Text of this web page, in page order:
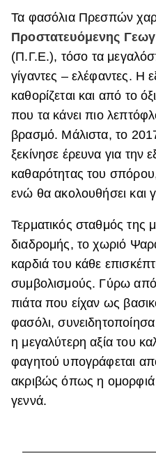
Τα φασόλια Πρεσπών
Προστατευόμενης
(Π.Γ.Ε.), τόσο τα
γίγαντες – ελέφαντες. Η
καθορίζεται και από το
που τα κάνει πιο
βρασμό. Μάλιστα, το
ξεκίνησε έρευνα για την
καθαρότητας του
ενώ θα ακολουθήσει και
Τερματικός σταθμός της
διαδρομής, το χωριό
καρδιά του κάθε
συμβολισμούς. Γύρω από
πιάτα που είχαν ως
φασόλι,
η μεγαλύτερη αξία του
φαγητού υπογράφεται
ακριβώς όπως η ομορφιά
γεννά.